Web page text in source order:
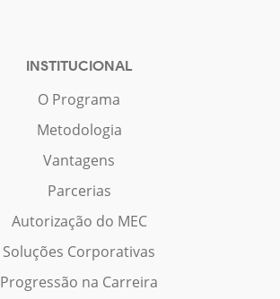
INSTITUCIONAL
O Programa
Metodologia
Vantagens
Parcerias
Autorização do MEC
Soluções Corporativas
Progressão na Carreira